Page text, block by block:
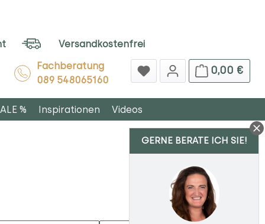
Versandkostenfrei
Fachberatung
089 548065160
0,00 €
% Inspirationen Videos
GERNE BERATE ICH SIE!